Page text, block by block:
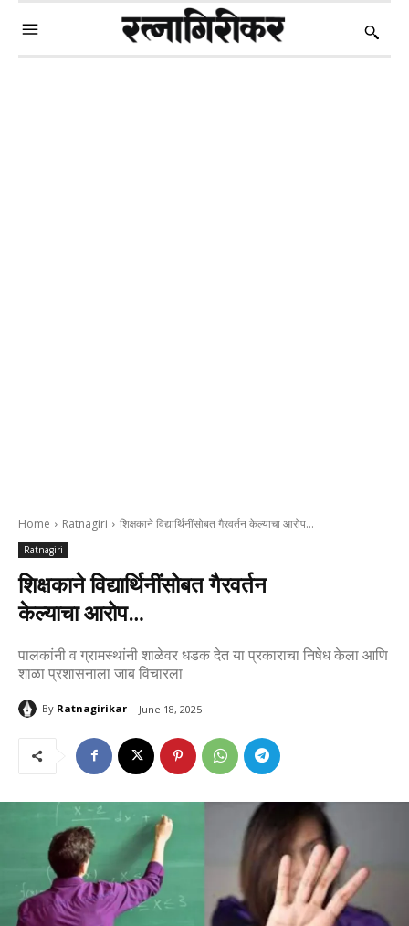
Home Ratnagiri शिक्षकाने विद्यार्थिनींसोबत गैरवर्तन केल्याचा आरोप…
Ratnagiri
शिक्षकाने विद्यार्थिनींसोबत गैरवर्तन
केल्याचा आरोप…
पालकांनी व ग्रामस्थांनी शाळेवर धडक देत या प्रकाराचा निषेध केला आणि
शाळा प्रशासनाला जाब विचारला.
By Ratnagirikar June 18, 2025